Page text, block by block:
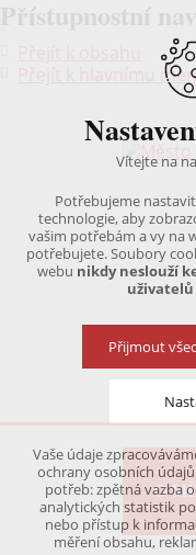
Přejít k hlavnímu
O
Vítejte na
Potřebujeme
technologie, aby
vašim potřebám a vy na
potřebujete. Soubory
webu nikdy neslouží
Přijmout
Technická cookies
nutná pro
udržení kontextu
přihlášení, volby
Vaše údaje
ochrany osobních
potřeb: zpětná vazba
analytických statistik
nebo přístup k
měření obsahu,